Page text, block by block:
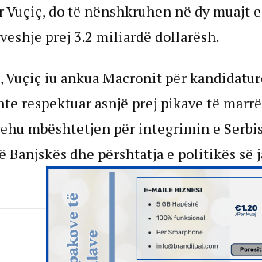
do të nënshkruhen në dy muajt
prej 3.2 miliardë dollarësh.
iu ankua Macronit për
respektuar asnjë prej pikave të
mbështetjen për integrimin e
dhe përshtatja e politikës së